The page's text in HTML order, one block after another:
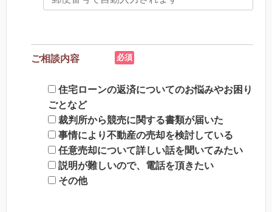
ご相談内容 必須
住宅ローンの返済についてのお悩みやお困り
ごとなど
裁判所から競売に関する書類が届いた
事情により不動産の売却を検討している
任意売却について詳しい話を聞いてみたい
説明が難しいので、電話を頂きたい
その他